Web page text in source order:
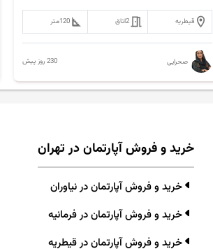
قیطریه 2اتاق 120متر
صحرایی 230 روز پیش
خرید و فروش آپارتمان در تهران
خرید و فروش آپارتمان در نیاوران
خرید و فروش آپارتمان در فرمانیه
خرید و فروش آپارتمان در قیطریه